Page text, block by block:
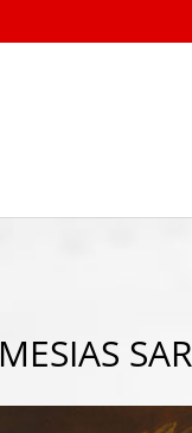
MESIAS